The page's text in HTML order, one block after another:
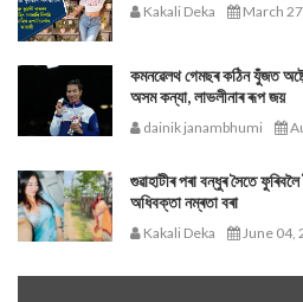
Kakali Deka March
কমনৱেলথ গেমছৰ কঠিন যুঁজত
অসম কন্যা, লাভলীনাৰ ৰূপ জয়
dainik janambhumi
গুৱাহাটীৰ পৰা বন্ধুৰ সৈতে
অধিবক্তা নম্ৰতা বৰা
Kakali Deka June 04,